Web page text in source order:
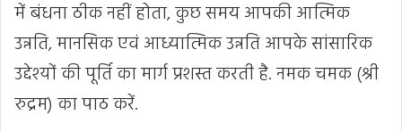
में बंधना ठीक नहीं होता, कुछ समय आपकी आत्मिक
उन्नति, मानसिक एवं आध्यात्मिक उन्नति आपके सांसारिक
उद्देश्यों की पूर्ति का मार्ग प्रशस्त करती है. नमक चमक (श्री
रुद्रम) का पाठ करें.